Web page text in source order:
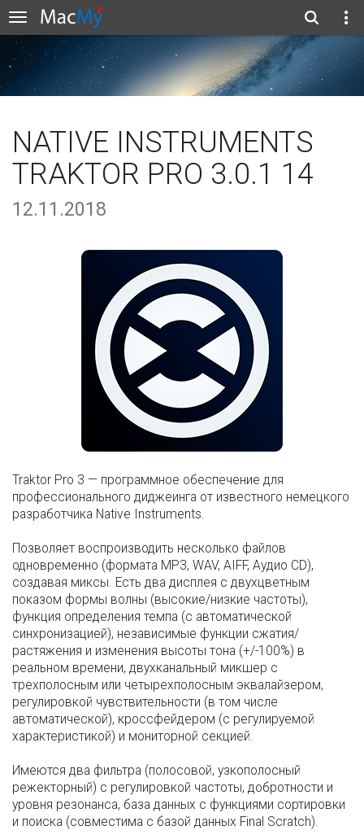
NATIVE INSTRUMENTS
TRAKTOR PRO 3.0.1 14
12.11.2018
Traktor Pro 3 — программное обеспечение для
профессионального диджеинга от известного немецкого
разработчика Native Instruments.
Позволяет воспроизводить несколько файлов
одновременно (формата MP3, WAV, AIFF, Аудио CD),
создавая миксы. Есть два дисплея с двухцветным
показом формы волны (высокие/низкие частоты),
функция определения темпа (с автоматической
синхронизацией), независимые функции сжатия/
растяжения и изменения высоты тона (+/-100%) в
реальном времени, двухканальный микшер с
трехполосным или четырехполосным эквалайзером,
регулировкой чувствительности (в том числе
автоматической), кроссфейдером (с регулируемой
характеристикой) и мониторной секцией.
Имеются два фильтра (полосовой, узкополосный
режекторный) с регулировкой частоты, добротности и
уровня резонанса, база данных с функциями сортировки
и поиска (совместима с базой данных Final Scratch).